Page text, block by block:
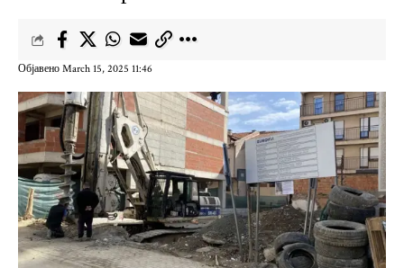
Објавено March 15, 2025 11:46